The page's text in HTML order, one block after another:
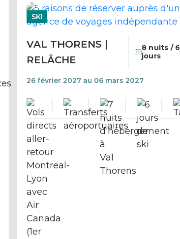
SKI
VAL THORENS |
RELÂCHE
8 nuits / 6
jours
26 février 2027 au 06 mars 2027